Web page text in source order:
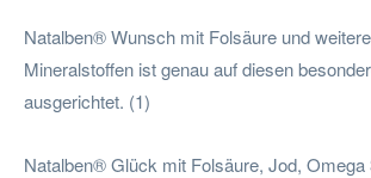
Natalben® Wunsch mit Folsäure und
Mineralstoffen ist genau auf diesen
ausgerichtet. (1)
Natalben® Glück mit Folsäure, Jod, Omega